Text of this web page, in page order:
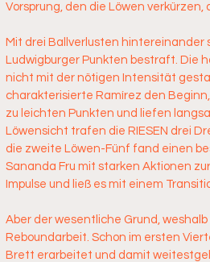
Vorsprung, den die Löwen
Mit drei Ballverlusten hintereinander
Ludwigburger Punkten bestraft. Die
nicht mit der nötigen Intensität
charakterisierte Ramírez den
zu leichten Punkten und liefen
Löwensicht trafen die RIESEN drei
die zweite Löwen-Fünf fand einen
Sananda Fru mit starken Aktionen
Impulse und ließ es mit einem
Aber der wesentliche Grund,
Reboundarbeit. Schon im ersten
Brett erarbeitet und damit